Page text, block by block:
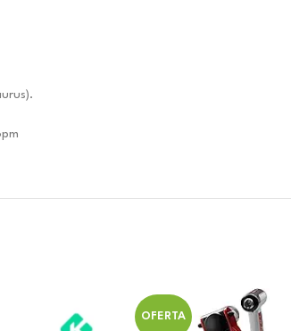
OFERTA